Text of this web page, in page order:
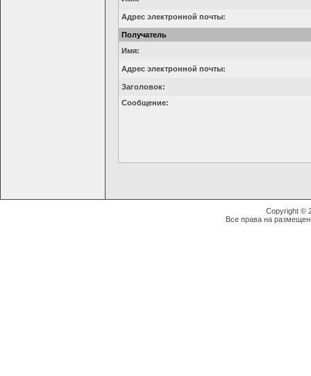
Адрес электронной почты:
Получатель
Имя:
Адрес электронной почты:
Заголовок:
Сообщение:
Copyright ©
Все права на